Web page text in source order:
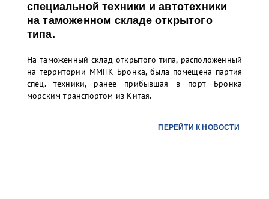
специальной техники и автотехники
на таможенном складе открытого
типа.
На таможенный склад открытого типа, расположенный
на территории ММПК Бронка, была помещена партия
спец. техники, ранее прибывшая в порт Бронка
морским транспортом из Китая.
ПЕРЕЙТИ К НОВОСТИ